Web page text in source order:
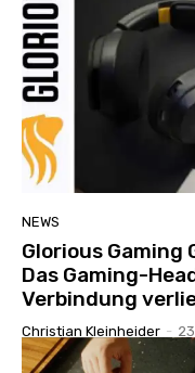
NEWS
Glorious Gaming
Das Gaming-
Verbindung
Christian Kleinheider -